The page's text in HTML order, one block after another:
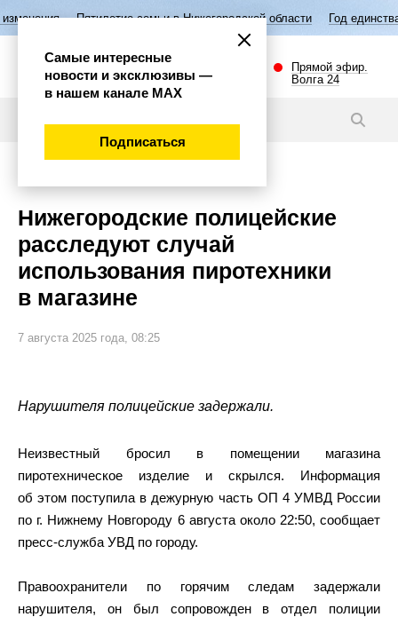
Пятилетие семьи в Нижегородской области Год единства народов
Прямой эфир.
Волга 24
Нижегородские полицейские
расследуют случай
использования пиротехники
в магазине
7 августа 2025 года, 08:25
Нарушителя полицейские задержали.
Неизвестный бросил в помещении магазина
пиротехническое изделие и скрылся. Информация
об этом поступила в дежурную часть ОП 4 УМВД России
по г. Нижнему Новгороду 6 августа около 22:50, сообщает
пресс-служба УВД по городу.
Правоохранители по горячим следам задержали
нарушителя, он был сопровожден в отдел полиции
Самые интересные
новости и эксклюзивы —
в нашем канале МАХ
Подписаться